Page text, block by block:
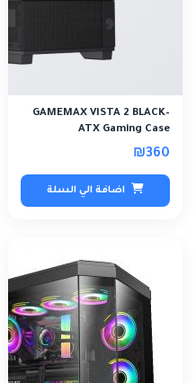
GAMEMAX VISTA 2 BLACK–
ATX Gaming Case
₪360
اضافة الي السلة